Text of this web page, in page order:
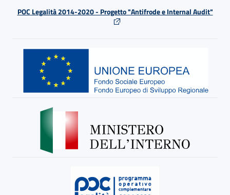
POC Legalità 2014-2020 - Progetto "Antifrode e Internal Audit"